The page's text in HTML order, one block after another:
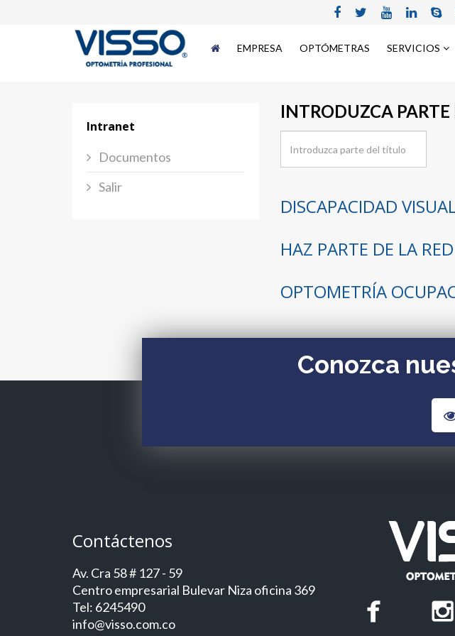
EMPRESA OPTÓMETRAS SERVICIOS
Intranet
Documentos
Salir
INTRODUZCA
DISCAPACIDAD
HAZ PARTE DE LA RED
OPTOMETRÍA
Conozca
Contáctenos
Av. Cra 58 # 127 - 59
Centro empresarial Bulevar Niza oficina 369
Tel: 6245490
info@visso.com.co